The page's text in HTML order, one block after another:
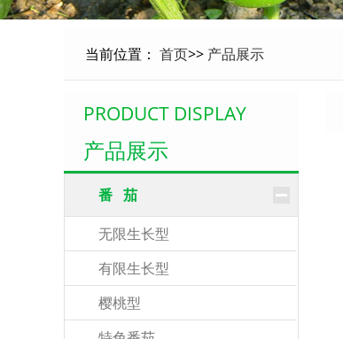
当前位置： 首页>> 产品展示
PRODUCT DISPLAY
产品展示
番 茄
无限生长型
有限生长型
樱桃型